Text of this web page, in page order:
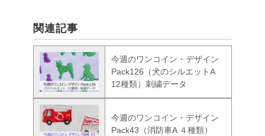
関連記事
今週のワンコイン・デザイン
Pack126（犬のシルエットA
12種類）刺繍データ
今週のワンコイン・デザイン
Pack43（消防車A ４種類）